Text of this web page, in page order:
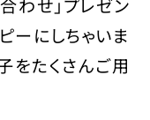
わせ」プレゼン
ーにしちゃいま
をたくさんご用